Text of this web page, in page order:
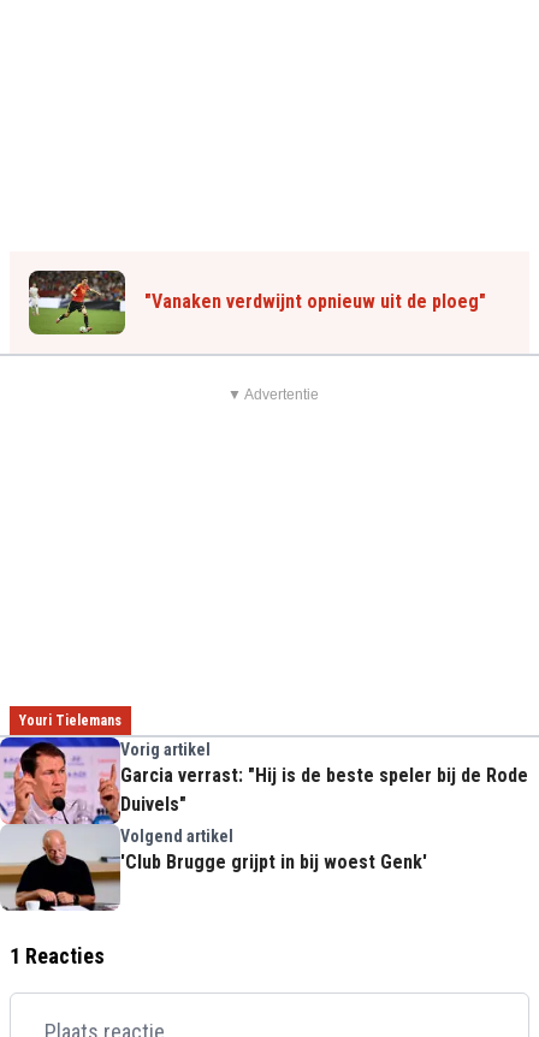
"Vanaken verdwijnt opnieuw uit de ploeg"
▼ Advertentie
Youri Tielemans
Vorig artikel
Garcia verrast: "Hij is de beste speler bij de Rode
Duivels"
Volgend artikel
'Club Brugge grijpt in bij woest Genk'
1 Reacties